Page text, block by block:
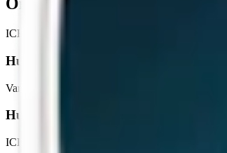
ICE Cool Mint 11,55 mg Slim har en tydlig och
Hur många mg är ICE Cool Mint
Varje dosa innehåller 14 gram och 20 prillor i
Hur mycket nikotin är det i ICE Cool
ICE Cool mint är ett helt fritt från tobak.